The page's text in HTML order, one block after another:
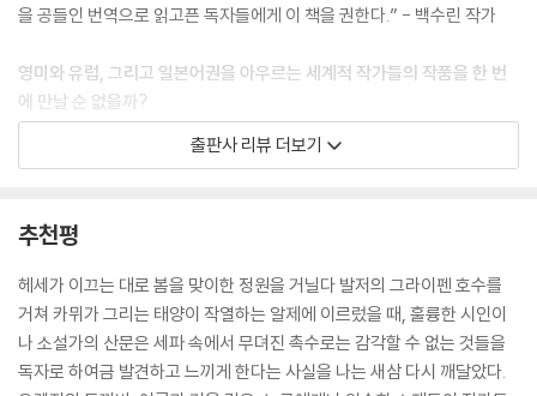
놓고 그늘에 앉아 파이프 담배를 핀다. 자신에게로 빠져들고, 새들은 고갤
돌려 쳐다본다. 담배 연기는 천국의 푸른 지붕 아래 오후 속으로 흩어지고,
햇빛은 두 발 위에 따뜻하게 내려앉고, 시원한 공기는 목을 스치며 열린 셔
츠 사이로 들어온다. 이럴 때 행복하지 않다면 악마의 마음을 가진 것이다.
길가에서 최대한 꾸물거리고 싶으리라. 마치 밀레니엄이 온 듯, 벽시계와
라. 살면서 시간을 생각하지 않는 것은 영원을 사는 것과 같다. 배고픔만으
않으면 여름날이 얼마나 긴지 결코 모를 것이다. 나는 시계가 거의 없는 마
을을 안다.
--- pp.146-147 「로버트 루이스 스티븐슨 l 도보 여행 - 여행, 그해 일어
난 일 중 지금까지 좋은 일」 중에서
을 공들인 번역으로 읽고픈 독자들에게 이 책을 권한다.” - 백수린 작가
영미와 유럽, 그리고 일본어권을 아우르는 세계적 작가들의 작품을 한 번
에 만날 순 없을까?
32인의 작품 51편을 만날 수 있는 이제껏 없던 풍성한 구성의 세계 산문
하나가 각자의 나라와 각자의 문화권을 넘어 그 자체로 세계 문학사인 작
가들의 작품을 한 권의 책으로 만날 순 없을까? 그들 각자의 내밀한 삶과
그들 문학의 수수께끼를 풀어줄 열쇠가 담긴 산문들을? 꽃피는책의 ‘인생
산책자를 위한 밤과낮 에디션’은 이 바람을 충족해줄 이제껏 없던 풍성한
구성의 세계 고전 산문선으로 영미, 유럽, 일본어권을 아우르는 세계적 작
가 32인의 산문 51편을 밤 에디션과 낮 에디션 두 권으로 나눠 엮은 책이
출판사 리뷰 더보기
추천평
헤세가 이끄는 대로 봄을 맞이한 정원을 거닐다 발저의 그라이펜 호수를
거쳐 카뮈가 그리는 태양이 작열하는 알제에 이르렀을 때, 훌륭한 시인이
나 소설가의 산문은 세파 속에서 무뎌진 촉수로는 감각할 수 없는 것들을
독자로 하여금 발견하고 느끼게 한다는 사실을 나는 새삼 다시 깨달았다.